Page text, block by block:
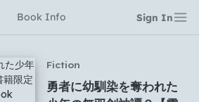
Book Info Sign In
Fiction
勇者に幼馴染を奪われた